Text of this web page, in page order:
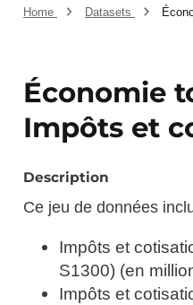
Home Datasets
Économie
Impôts et
Description
Ce jeu de données
Impôts et
S1300) (en
Impôts et